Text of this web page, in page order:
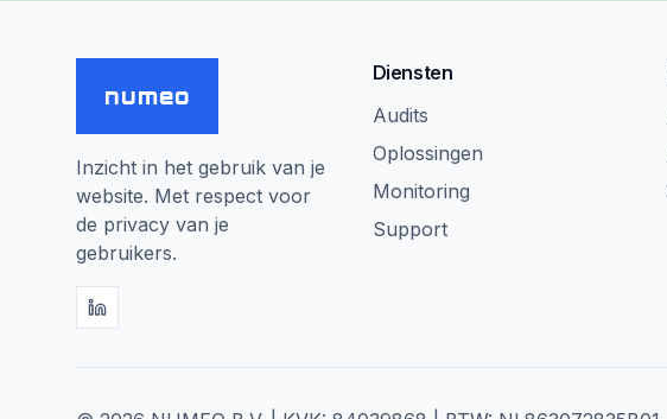
numeo
Inzicht in het gebruik van je
website. Met respect voor
de privacy van je
gebruikers.
Diensten
Audits
Oplossingen
Monitoring
Support